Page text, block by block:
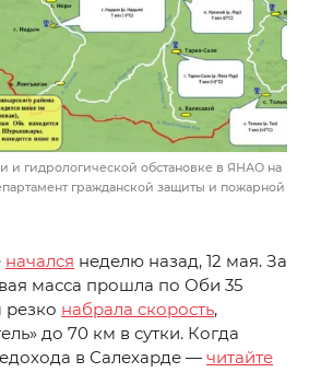
и гидрологической обстановке в ЯНАО на
гражданской защиты и пожарной
начался неделю назад, 12 мая. За
масса прошла по Оби 35
резко набрала скорость,
до 70 км в сутки. Когда
в Салехарде — читайте